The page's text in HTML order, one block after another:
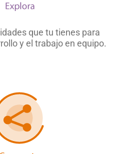
que tu tienes para
y el trabajo en equipo.